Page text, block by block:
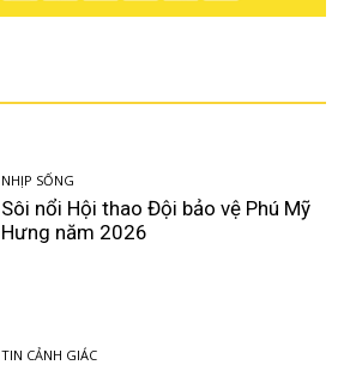
NHỊP SỐNG
Sôi nổi Hội thao Đội bảo vệ Phú Mỹ
Hưng năm 2026
TIN CẢNH GIÁC